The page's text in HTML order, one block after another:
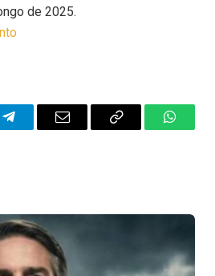
de 2025.
TelegramEmail
Copy